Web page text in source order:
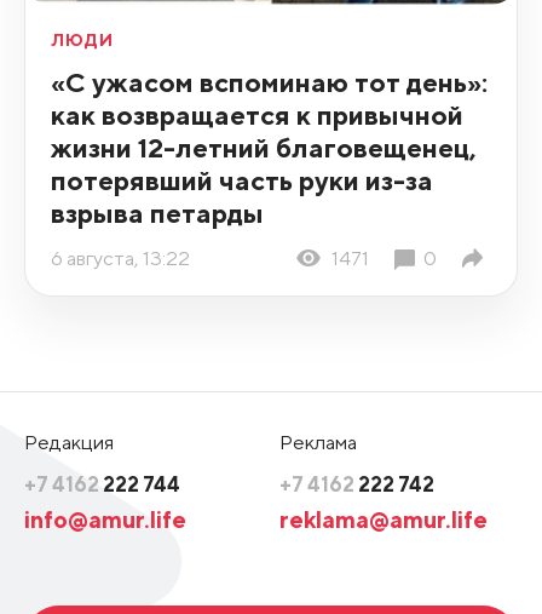
ЛЮДИ
«С ужасом вспоминаю тот день»:
как возвращается к привычной
жизни 12-летний благовещенец,
потерявший часть руки из-за
взрыва петарды
6 августа, 13:22 1471 0
Редакция
+7 4162 222 744
info@amur.life
Реклама
+7 4162 222 742
reklama@amur.life